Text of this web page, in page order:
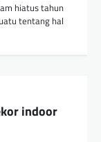
hiatus tahun
tentang hal
indoor